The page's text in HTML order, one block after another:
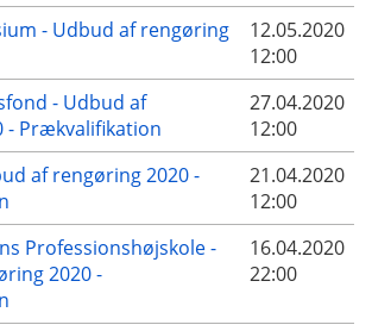
- Udbud af rengøring
12.05.2020
12:00
- Udbud af
- Prækvalifikation
27.04.2020
12:00
af rengøring 2020 -
21.04.2020
12:00
Professionshøjskole -
2020 -
16.04.2020
22:00